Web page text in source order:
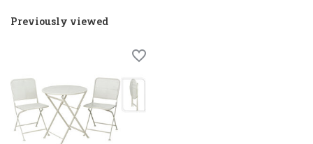
Previously viewed